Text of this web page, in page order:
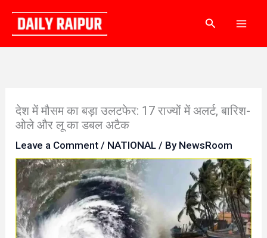
content
Search
देश में मौसम का बड़ा उलटफेर: 17 राज्यों में अलर्ट, बारिश-
ओले और लू का डबल अटैक
Leave a Comment / NATIONAL / By NewsRoom